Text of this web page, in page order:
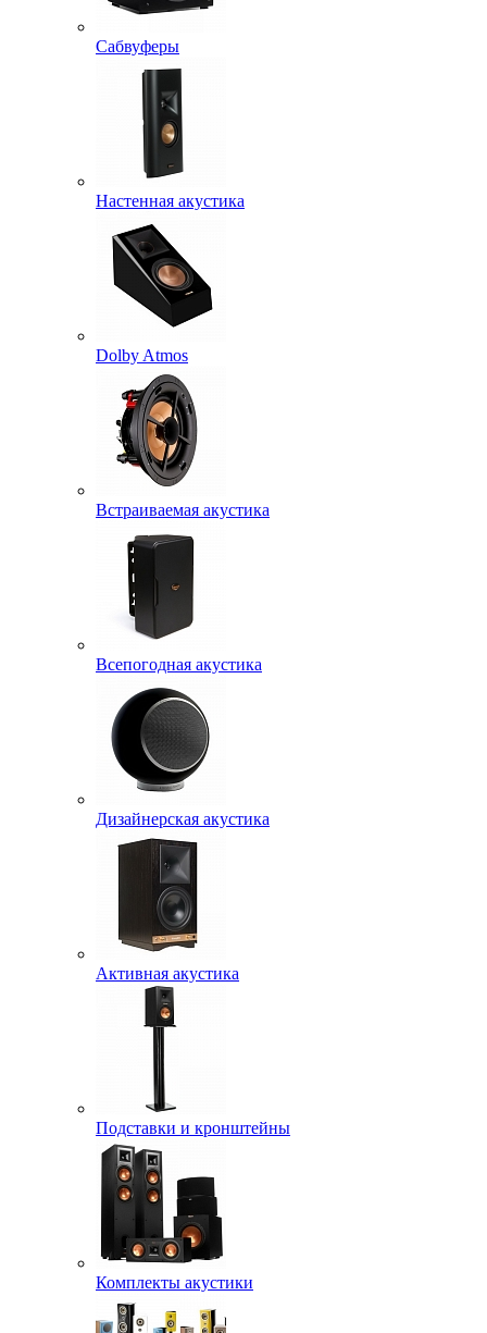
Сабвуферы
Настенная акустика
Dolby Atmos
Встраиваемая акустика
Всепогодная акустика
Дизайнерская акустика
Активная акустика
Подставки и кронштейны
Комплекты акустики